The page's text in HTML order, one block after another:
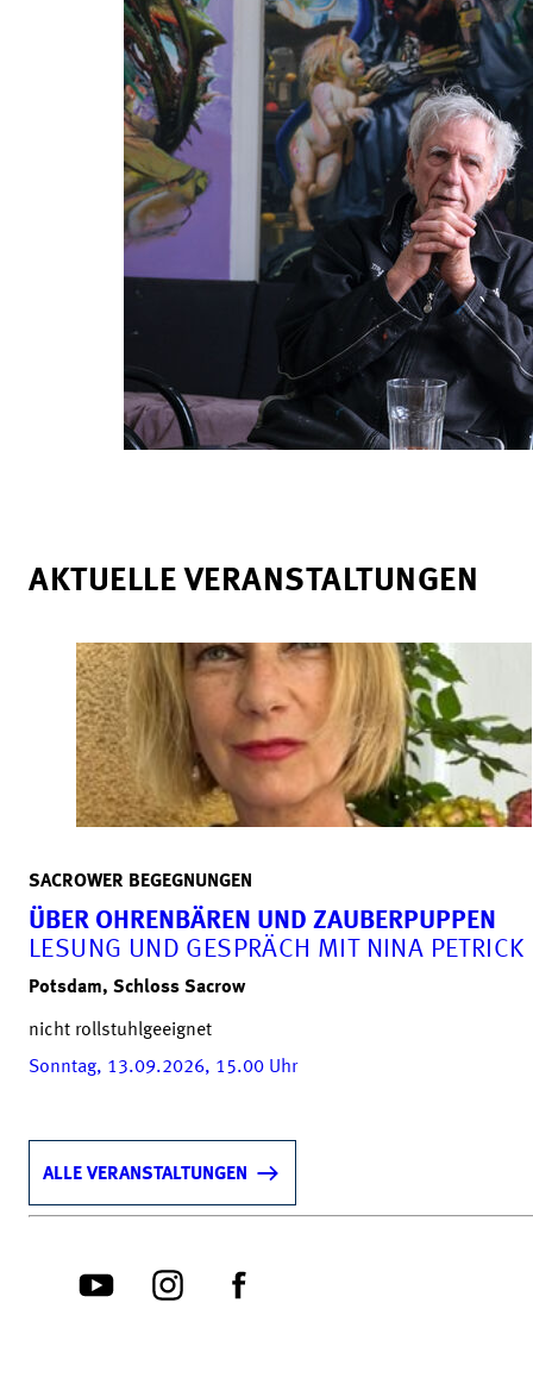
AKTUELLE VERANSTALTUNGEN
SACROWER BEGEGNUNGEN
ÜBER OHRENBÄREN UND ZAUBERPUPPEN
LESUNG UND GESPRÄCH MIT NINA PETRICK
Potsdam, Schloss Sacrow
nicht rollstuhlgeeignet
Sonntag, 13.09.2026, 15.00 Uhr
ALLE VERANSTALTUNGEN